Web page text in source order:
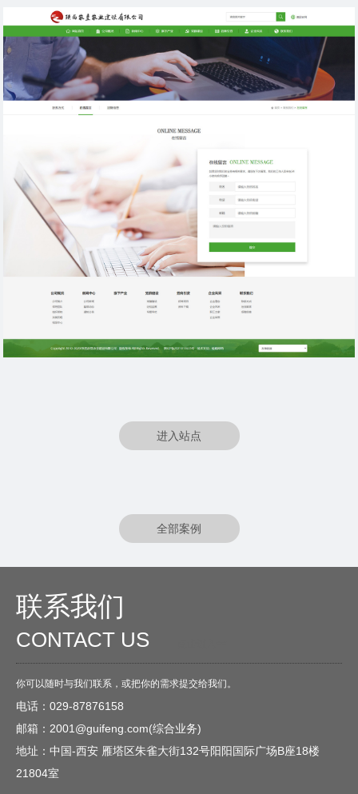
进入站点
全部案例
联系我们
CONTACT US
你可以随时与我们联系，或把你的需求提交给我们。
电话：029-87876158
邮箱：2001@guifeng.com(综合业务)
地址：中国-西安 雁塔区朱雀大街132号阳阳国际广场B座18楼
21804室